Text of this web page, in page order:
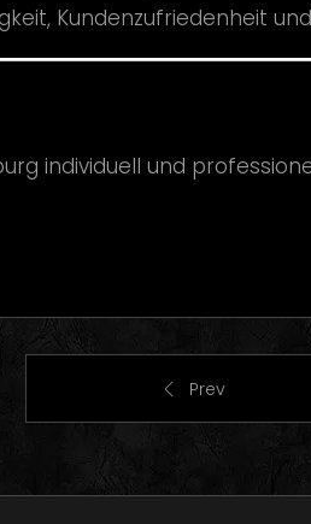
Kundenzufriedenheit
individuell und
Prev